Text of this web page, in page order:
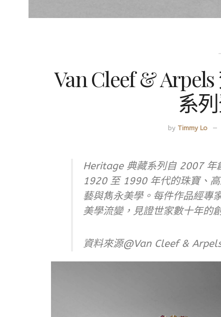
Van Cleef &
系
by Timmy Lo
Heritage 典藏系列自 2007
1920 至 1990 年代的珠寶、
藝與雋永美學。每件作品經專
美學流變，見證世家數十年的
資料來源@Van Cleef &